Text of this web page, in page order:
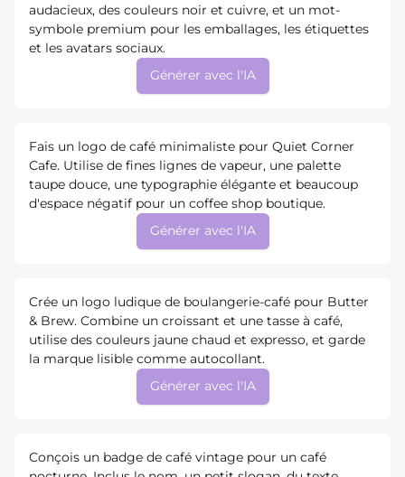
audacieux, des couleurs noir et cuivre, et un mot-
symbole premium pour les emballages, les étiquettes
et les avatars sociaux.
Générer avec l'IA
Fais un logo de café minimaliste pour Quiet Corner
Cafe. Utilise de fines lignes de vapeur, une palette
taupe douce, une typographie élégante et beaucoup
d'espace négatif pour un coffee shop boutique.
Générer avec l'IA
Crée un logo ludique de boulangerie-café pour Butter
& Brew. Combine un croissant et une tasse à café,
utilise des couleurs jaune chaud et expresso, et garde
la marque lisible comme autocollant.
Générer avec l'IA
Conçois un badge de café vintage pour un café